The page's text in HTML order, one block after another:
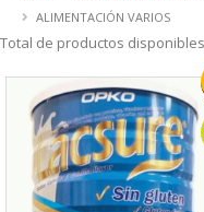
ALIMENTACIÓN VARIOS
Total de productos disponibles